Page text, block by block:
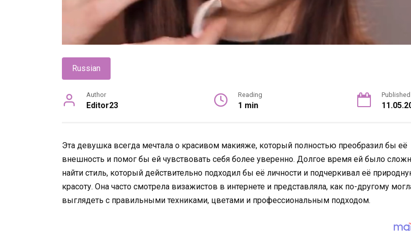
Russian
Author
Editor23
Reading
1 min
Эта девушка всегда мечтала о красивом макияже, который полностью преобразил бы её
внешность и помог бы ей чувствовать себя более уверенно. Долгое время ей было
найти стиль, который действительно подходил бы её личности и подчеркивал её
красоту. Она часто смотрела визажистов в интернете и представляла, как по-другому
выглядеть с правильными техниками, цветами и профессиональным подходом.